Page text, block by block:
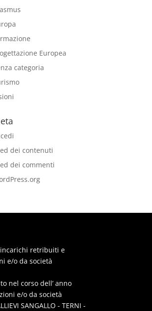
Europea
categoria
dei contenuti
dei commenti
incarichi retribuiti e
e/o da società
nel corso dell’ anno
e/o da società
SANGALLO - TERNI -